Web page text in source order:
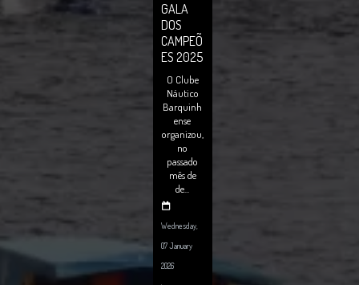
GALA
DOS
CAMPEÕ
ES 2025
O Clube
Náutico
Barquinh
ense
organizou,
no
passado
mês de
de...
Wednesday,
07 January
2026